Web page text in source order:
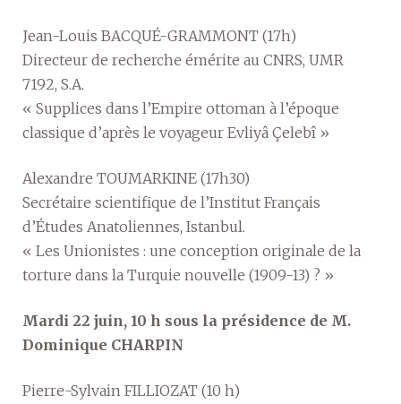
Jean-Louis BACQUÉ-GRAMMONT (17h)
Directeur de recherche émérite au CNRS, UMR
7192, S.A.
« Supplices dans l’Empire ottoman à l’époque
classique d’après le voyageur Evliyâ Çelebî »
Alexandre TOUMARKINE (17h30)
Secrétaire scientifique de l’Institut Français
d’Études Anatoliennes, Istanbul.
« Les Unionistes : une conception originale de la
torture dans la Turquie nouvelle (1909-13) ? »
Mardi 22 juin, 10 h sous la présidence de M.
Dominique CHARPIN
Pierre-Sylvain FILLIOZAT (10 h)